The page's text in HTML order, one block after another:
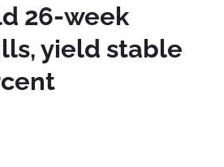
26-week
yield stable